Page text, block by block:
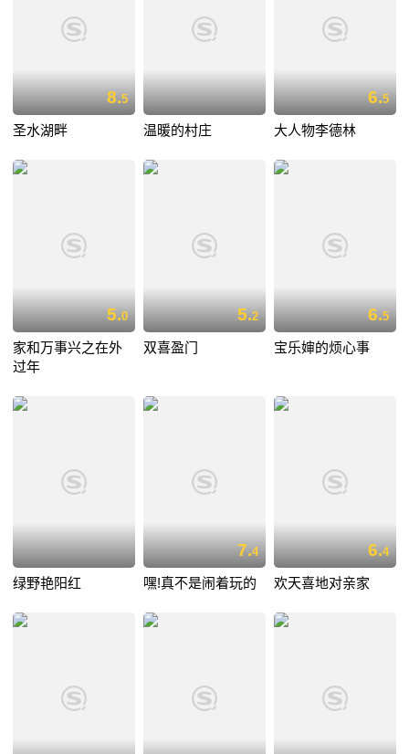
8.5
圣水湖畔 温暖的村庄
6.5
大人物李德林
5.0
家和万事兴之在外
过年
5.2
双喜盈门
6.5
宝乐婶的烦心事
绿野艳阳红
7.4
嘿!真不是闹着玩的
6.4
欢天喜地对亲家